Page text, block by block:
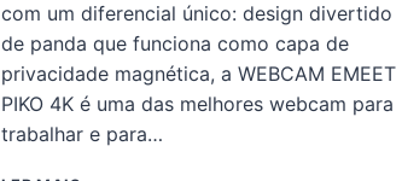
com um diferencial único: design divertido
de panda que funciona como capa de
privacidade magnética, a WEBCAM EMEET
PIKO 4K é uma das melhores webcam para
trabalhar e para…